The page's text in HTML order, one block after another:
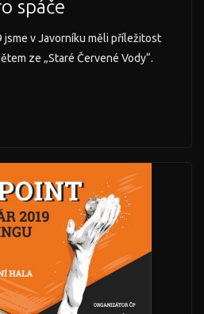
spáče
jsme v Javorníku měli příležitost
ze „Staré Červené Vody“.